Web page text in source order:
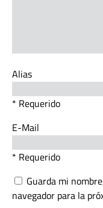
Alias
* Requerido
E-Mail
* Requerido
Guarda mi
navegador para la